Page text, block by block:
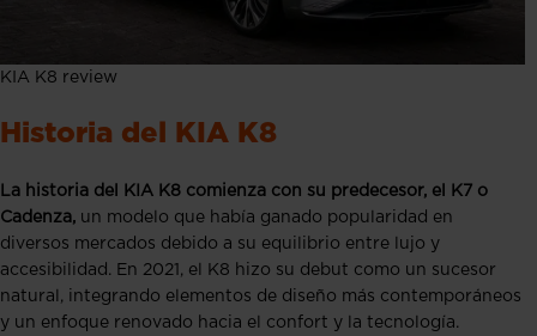
KIA K8 review
Historia del KIA K8
La historia del KIA K8 comienza con su predecesor, el K7 o
Cadenza, un modelo que había ganado popularidad en
diversos mercados debido a su equilibrio entre lujo y
accesibilidad. En 2021, el K8 hizo su debut como un sucesor
natural, integrando elementos de diseño más contemporáneos
y un enfoque renovado hacia el confort y la tecnología.